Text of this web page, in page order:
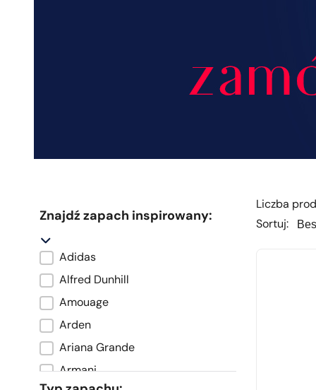
Znajdź zapach inspirowany:
Marka oryginału
Adidas
Alfred Dunhill
Amouage
Arden
Ariana Grande
Armani
Liczba
Sortuj: